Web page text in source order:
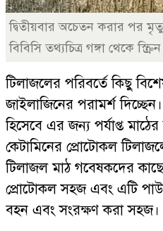
দ্বিতীয়বার অচেতন করার পর
বিবিসি তথ্যচিত্র গঙ্গা থেকে
টিলাজলের পরিবর্তে কিছু
জাইলাজিনের পরামর্শ
হিসেবে এর জন্য পর্যাপ্ত
কেটামিনের প্রোটোকল
টিলাজল মাঠ গবেষকদের
প্রোটোকল সহজ এবং এটি
বহন এবং সংরক্ষণ করা সহজ।